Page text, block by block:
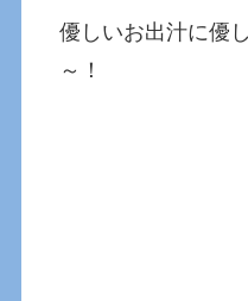
優しいお出汁に優
～！